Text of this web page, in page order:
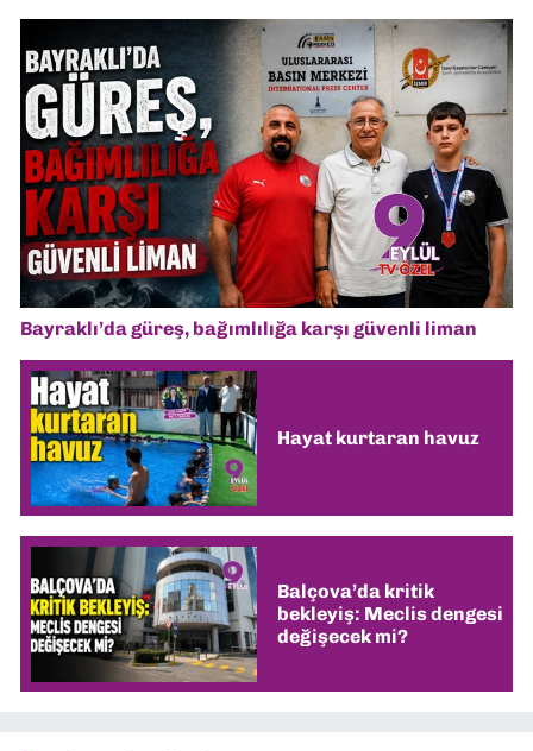
Bayraklı’da güreş, bağımlılığa karşı güvenli liman
Hayat kurtaran havuz
Balçova’da kritik
bekleyiş: Meclis dengesi
değişecek mi?